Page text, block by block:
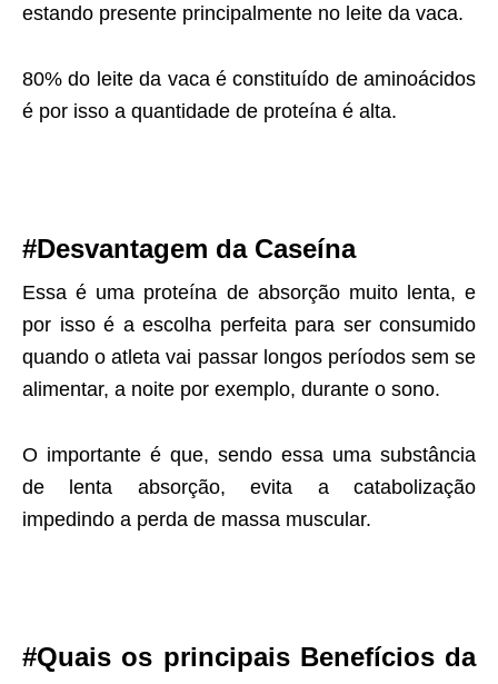
estando presente principalmente no leite da vaca.
80% do leite da vaca é constituído de aminoácidos
é por isso a quantidade de proteína é alta.
#Desvantagem da Caseína
Essa é uma proteína de absorção muito lenta, e
por isso é a escolha perfeita para ser consumido
quando o atleta vai passar longos períodos sem se
alimentar, a noite por exemplo, durante o sono.
O importante é que, sendo essa uma substância
de lenta absorção, evita a catabolização
impedindo a perda de massa muscular.
#Quais os principais Benefícios da